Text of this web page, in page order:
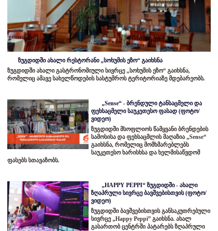
ზუგდიდში ახალი რესტორანი „სოხუმის ეზო“ გაიხსნა
ზუგდიდში ახალი გასტრონომიული სივრცე „სოხუმის ეზო“ გაიხსნა,
რომელიც ამავე სახელწოდების სასტუმროს ტერიტორიაზე მდებარეობს.
„Sense“ - ბრენდული ტანსაცმელი და
ფეხსაცმელი საუკეთესო ფასად (ფოტო/
ვიდეო)
ზუგდიდში მსოფლიოს წამყვანი ბრენდების
სამოსისა და ფეხსაცმლის მაღაზია „Sense“
გაიხსნა, რომელიც მომხმარებლებს
საუკეთესო ხარისხსა და ხელმისაწვდომ
ფასებს სთავაზობს.
„HAPPY PEPPI“ ზუგდიდში - ახალი
ზღაპრული სივრცე ბავშვებისთვის (ფოტო/
ვიდეო)
ზუგდიდში ბავშვებისთვის განსაკუთრებული
სივრცე „Happy Peppi” გაიხსნა. ახალ
გასართობ ცენტრში პატარებს ზღაპრული